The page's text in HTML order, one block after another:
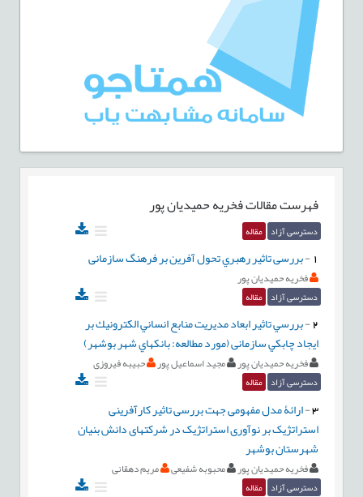
فهرست مقالاتفخریه حمیدیان پور
دسترسی آزاد مقاله
-بررسی تاثیر رهبري تحول آفرین بر فرهنگ سازمانی
فخریه حمیدیان پور
دسترسی آزاد مقاله
2
-بررسي تاثير ابعاد مديريت منابع انساني الكترونيك بر
ايجاد چابكي سازمانی (مورد مطالعه: بانكهاي شهر بوشهر)
فخریه حمیدیان پور مجید اسماعیل پور حبیبه فیروزی
دسترسی آزاد مقاله
3
-ارائۀ مدل مفهومی جهت بررسی تاثیر کارآفرینی
استراتژیک بر نوآوری استراتژیک در شرکتهای دانش بنیان
شهرستان بوشهر
فخریه حمیدیان پور محبوبه شفیعی مریم دهقانی
دسترسی آزاد مقاله